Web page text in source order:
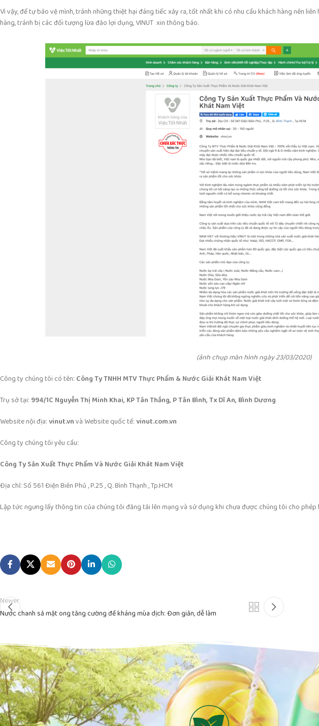
Vì vậy, để tự bảo vệ mình, tránh những thiệt hại đáng tiếc xảy ra, tốt nhất khi có nhu cầu khách hàng nên
hàng, tránh bị các đối tượng lừa đảo lợi dụng, VINUT xin thông báo.
(ảnh chụp màn hình ngày 23/03/2020)
Công ty chúng tôi có tên: Công Ty TNHH MTV Thực Phẩm & Nước Giải Khát Nam Việt
Trụ sở tại: 994/1C Nguyễn Thị Minh Khai, KP Tân Thắng, P Tân Bình, Tx Dĩ An, Bình Dương
Website nội địa:vinut.vnvà Website quốc tế:vinut.com.vn
Công ty chúng tôi yêu cầu:
Công Ty Sản Xuất Thực Phẩm Và Nước Giải Khát Nam Việt
Địa chỉ: Số 561 Điện Biên Phủ , P.25 , Q. Bình Thạnh , Tp.HCM
Lập tức ngưng lấy thông tin của chúng tôi đăng tải lên mạng và sử dụng khi chưa được chúng tôi cho phép
Newer
Nước chanh sả mật ong tăng cường đề kháng mùa dịch: Đơn giản, dễ làm